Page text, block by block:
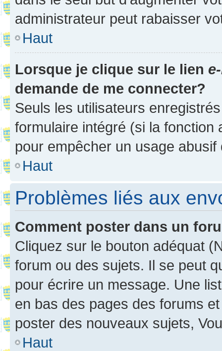
administrateur peut rabaisser
Haut
Lorsque je clique sur le lien
demande de me connecter?
Seuls les utilisateurs
formulaire intégré (si la fonction
pour empêcher un usage
Haut
Problèmes liés aux
Comment poster dans un
Cliquez sur le bouton adéquat
forum ou des sujets. Il se peut
pour écrire un message. Une
en bas des pages des forums
poster des nouveaux sujets,
Haut